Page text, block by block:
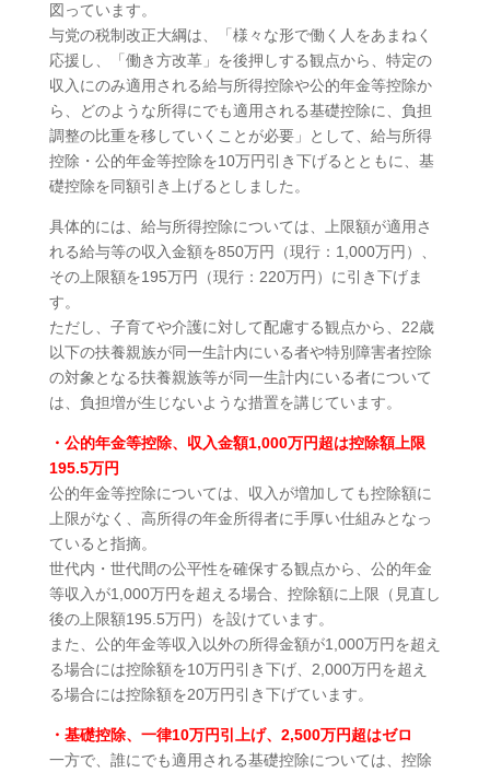
図っています。
与党の税制改正大綱は、「様々な形で働く人をあまねく
応援し、「働き方改革」を後押しする観点から、特定の
収入にのみ適用される給与所得控除や公的年金等控除か
ら、どのような所得にでも適用される基礎控除に、負担
調整の比重を移していくことが必要」として、給与所得
控除・公的年金等控除を10万円引き下げるとともに、基
礎控除を同額引き上げるとしました。
具体的には、給与所得控除については、上限額が適用さ
れる給与等の収入金額を850万円（現行：1,000万円）、
その上限額を195万円（現行：220万円）に引き下げま
す。
ただし、子育てや介護に対して配慮する観点から、22歳
以下の扶養親族が同一生計内にいる者や特別障害者控除
の対象となる扶養親族等が同一生計内にいる者について
は、負担増が生じないような措置を講じています。
・公的年金等控除、収入金額1,000万円超は控除額上限
195.5万円
公的年金等控除については、収入が増加しても控除額に
上限がなく、高所得の年金所得者に手厚い仕組みとなっ
ていると指摘。
世代内・世代間の公平性を確保する観点から、公的年金
等収入が1,000万円を超える場合、控除額に上限（見直し
後の上限額195.5万円）を設けています。
また、公的年金等収入以外の所得金額が1,000万円を超え
る場合には控除額を10万円引き下げ、2,000万円を超え
る場合には控除額を20万円引き下げています。
・基礎控除、一律10万円引上げ、2,500万円超はゼロ
一方で、誰にでも適用される基礎控除については、控除